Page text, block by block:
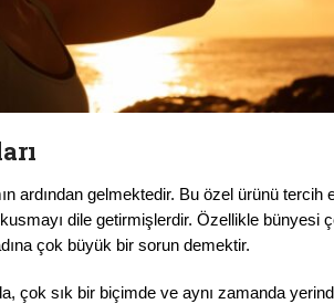
ardından gelmektedir. Bu özel ürünü tercih
dile getirmişlerdir. Özellikle bünyesi
çok büyük bir sorun demektir.
çok sık bir biçimde ve aynı zamanda